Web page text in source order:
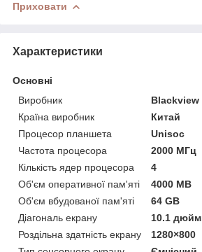
Приховати
Характеристики
Основні
Виробник
Blackview
Країна виробник
Китай
Процесор планшета
Unisoc
Частота процесора
2000 МГц
Кількість ядер процесора
4
Об'єм оперативної пам'яті
4000 MB
Об'єм вбудованої пам'яті
64 GB
Діагональ екрану
10.1 дюйм
Роздільна здатність екрану
1280×800